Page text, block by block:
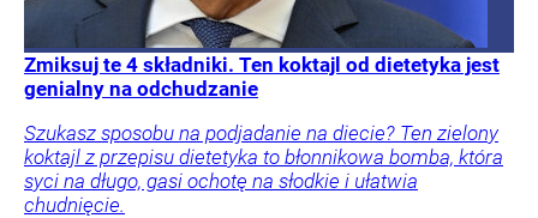
Zmiksuj te 4 składniki. Ten koktajl od dietetyka jest
genialny na odchudzanie
Szukasz sposobu na podjadanie na diecie? Ten zielony
koktajl z przepisu dietetyka to błonnikowa bomba, która
syci na długo, gasi ochotę na słodkie i ułatwia
chudnięcie.